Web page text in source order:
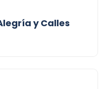
y Calles